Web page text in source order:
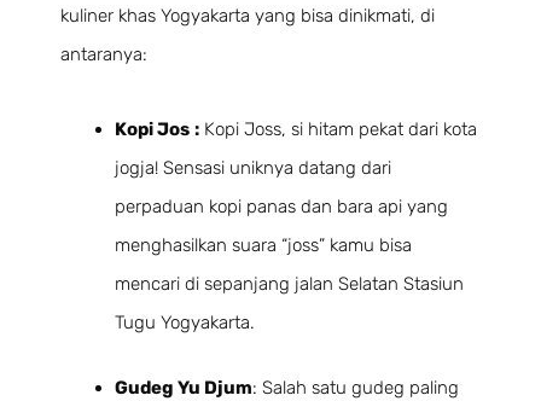
kuliner khas Yogyakarta yang bisa dinikmati, di
antaranya:
Kopi Jos :Kopi Joss, si hitam pekat dari kota
jogja! Sensasi uniknya datang dari
perpaduan kopi panas dan bara api yang
menghasilkan suara “joss” kamu bisa
mencari di sepanjang jalan Selatan Stasiun
Tugu Yogyakarta.
Gudeg Yu Djum: Salah satu gudeg paling